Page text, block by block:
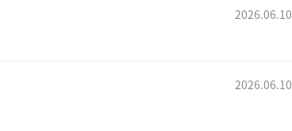
2026.06.10
2026.06.10